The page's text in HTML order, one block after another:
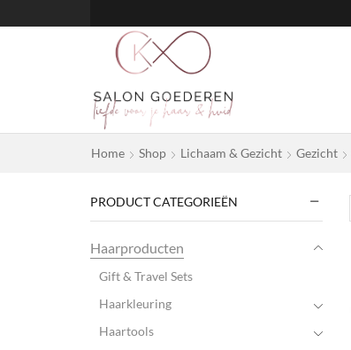
Home Shop Lichaam & Gezicht Gezicht
PRODUCT CATEGORIEËN
Haarproducten
Gift & Travel Sets
Haarkleuring
Haartools